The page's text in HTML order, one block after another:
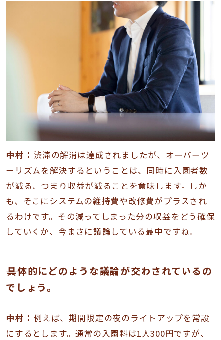
中村： 渋滞の解消は達成されましたが、オーバーツ
ーリズムを解決するということは、同時に入園者数
が減る、つまり収益が減ることを意味します。しか
も、そこにシステムの維持費や改修費がプラスされ
るわけです。その減ってしまった分の収益をどう確保
していくか、今まさに議論している最中ですね。
――具体的にどのような議論が交わされているの
でしょう。
中村： 例えば、期間限定の夜のライトアップを常設
にするとします。通常の入園料は1人300円ですが、